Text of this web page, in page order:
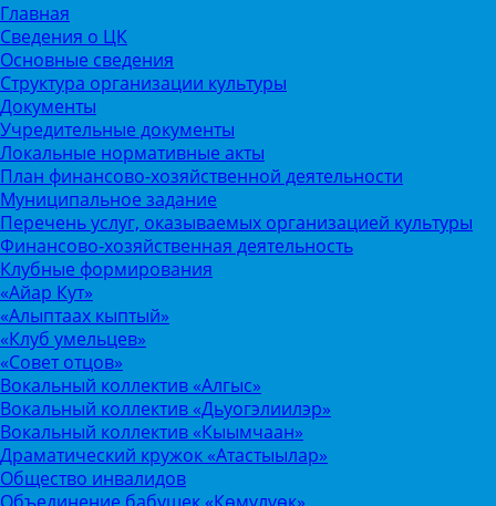
Главная
Сведения о ЦК
Основные сведения
Структура организации культуры
Документы
Учредительные документы
Локальные нормативные акты
План финансово-хозяйственной деятельности
Муниципальное задание
Перечень услуг, оказываемых организацией культуры
Финансово-хозяйственная деятельность
Клубные формирования
«Айар Кут»
«Алыптаах кыптый»
«Клуб умельцев»
«Совет отцов»
Вокальный коллектив «Алгыс»
Вокальный коллектив «Дьуогэлиилэр»
Вокальный коллектив «Кыымчаан»
Драматический кружок «Атастыылар»
Общество инвалидов